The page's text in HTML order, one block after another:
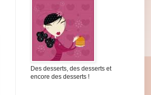
Des desserts, des desserts et
encore des desserts !